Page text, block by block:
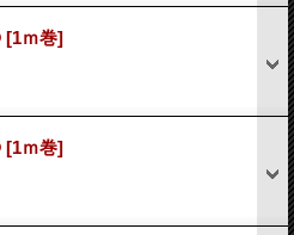
[1ｍ巻]
[1ｍ巻]